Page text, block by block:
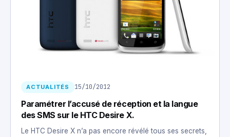
ACTUALITÉS 15/10/2012
Paramétrer l’accusé de réception et la langue
des SMS sur le HTC Desire X.
Le HTC Desire X n’a pas encore révélé tous ses secrets,